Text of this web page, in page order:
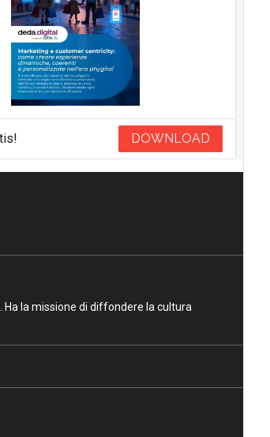
DOWNLOAD
la missione di diffondere la cultura